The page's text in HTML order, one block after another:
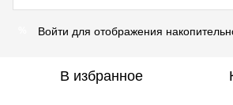
Войти для отображения
В избранное